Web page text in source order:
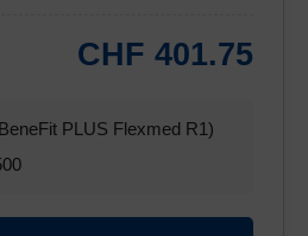
CHF 401.75
PLUS Flexmed R1)